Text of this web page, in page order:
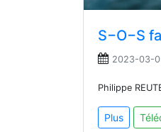
S−O−S
2023-03-
Philippe
Plus